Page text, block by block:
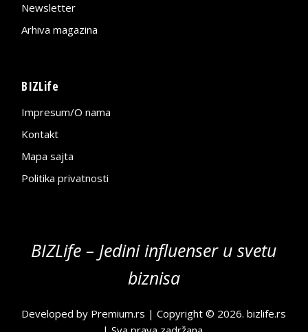
Newsletter
Arhiva magazina
BIZLife
Impresum/O nama
Kontakt
Mapa sajta
Politika privatnosti
BIZLife – Jedini influenser u svetu
biznisa
Developed by Premium.rs | Copyright © 2026.bizlife.rs